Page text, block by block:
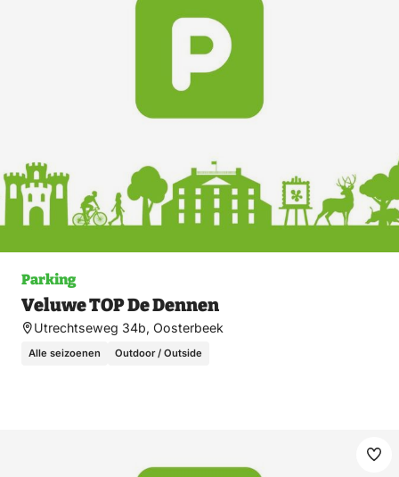
Parking
Veluwe TOP De Dennen
Utrechtseweg 34b, Oosterbeek
Alle seizoenen Outdoor / Outside